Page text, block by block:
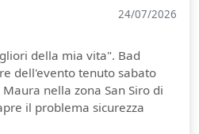
24/07/2026
della mia vita". Bad
dell'evento tenuto sabato
nella zona San Siro di
il problema sicurezza